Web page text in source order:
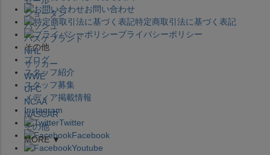
お問い合わせ
特定商取引法に基づく表記
プライバシーポリシー
その他
ブログ
スタッフ紹介
スタッフ募集
メディア掲載情報
Instagram
Twitter
Facebook
Youtube
ジョーダン
バッシュ
バスケブランド
NHL
サッカー
WWE
UFC
NCAA
NASCAR
その他
MORE ▼